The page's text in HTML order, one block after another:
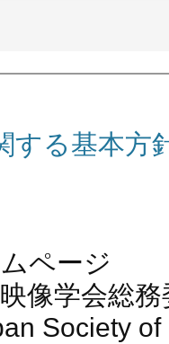
する基本方
ページ
像学会総
Society of